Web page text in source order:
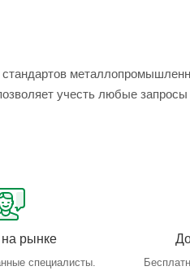
учесть любые
на рынке
специалисты.